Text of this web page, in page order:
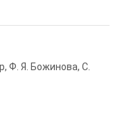
Ф. Я. Божинова, С.